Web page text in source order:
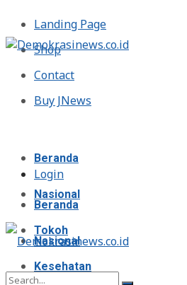
Landing Page
Shop
Contact
Buy JNews
Login
Beranda
Nasional
Tokoh
Kesehatan
Beranda
Nasional
Tokoh